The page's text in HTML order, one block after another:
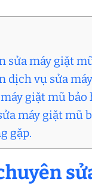
sửa máy giặt
dịch vụ sửa
giặt mũ
máy giặt mũ
gặp.